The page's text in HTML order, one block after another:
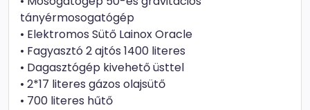
tányérmosogatógép
• Elektromos Sütő Lainox Oracle
• Fagyasztó 2 ajtós 1400 literes
• Dagasztógép kivehető üsttel
• 2*17 literes gázos olajsütő
• 700 literes hűtő